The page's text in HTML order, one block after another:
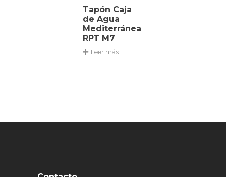
Tapón Caja
de Agua
Mediterránea
RPT M7
Leer más